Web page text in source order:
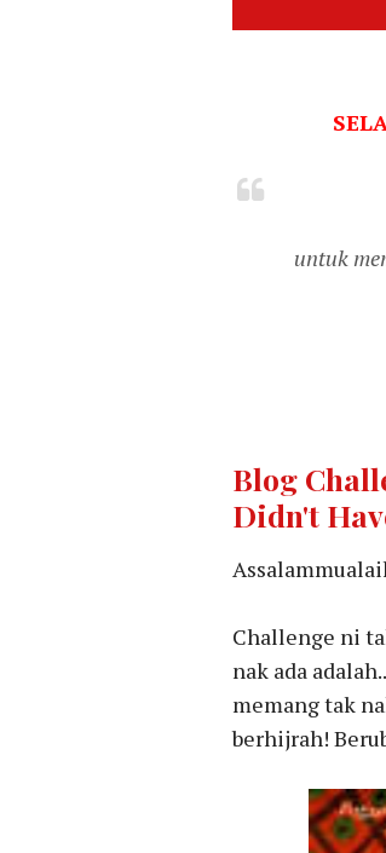
untuk
Blog
Didn't
Challenge ni
nak ada
memang tak
berhijrah!